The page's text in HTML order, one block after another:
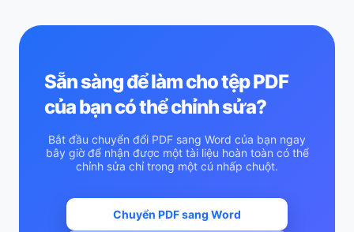
Sẵn sàng để làm cho tệp PDF
của bạn có thể chỉnh sửa?
Bắt đầu chuyển đổi PDF sang Word của bạn ngay
bây giờ để nhận được một tài liệu hoàn toàn có thể
chỉnh sửa chỉ trong một cú nhấp chuột.
Chuyển PDF sang Word